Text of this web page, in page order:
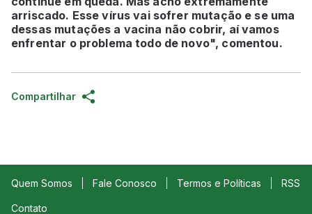
arriscado. Esse vírus vai sofrer mutação e se uma
dessas mutações a vacina não cobrir, aí vamos
enfrentar o problema todo de novo", comentou.
Compartilhar
Quem Somos Fale Conosco Termos e Políticas RSS
Contato